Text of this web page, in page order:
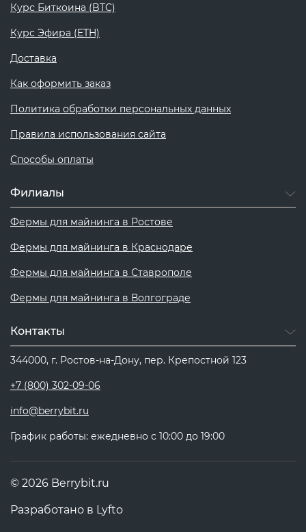
Курс Биткоина (BTC)
Курс Эфира (ETH)
Доставка
Как оформить заказ
Политика обработки персональных данных
Правила использования сайта
Способы оплаты
Филиалы
Фермы для майнинга в Ростове
Фермы для майнинга в Краснодаре
Фермы для майнинга в Ставрополе
Фермы для майнинга в Волгограде
Контакты
344000, г. Ростов-на-Дону, пер. Крепостной 123
+7 (800) 302-09-06
info@berrybit.ru
График работы: ежедневно с 10:00 до 19:00
© 2026 Berrybit.ru
Разработано в Lyfto